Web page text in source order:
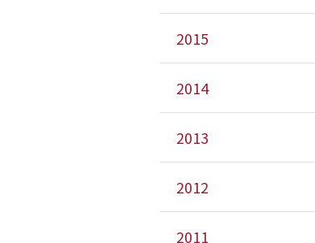
2015
2014
2013
2012
2011